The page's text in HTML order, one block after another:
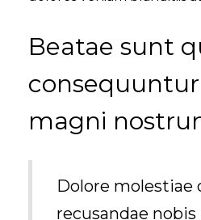
Beatae sunt
magni
Dolore molestiae
recusandae